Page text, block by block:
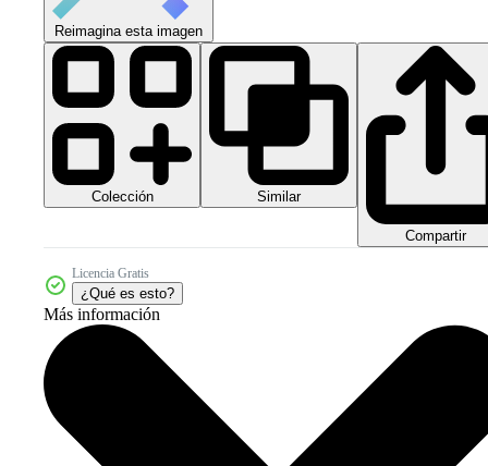
Reimagina esta imagen
Colección Similar
Compartir
Licencia Gratis
¿Qué es esto?
Más información